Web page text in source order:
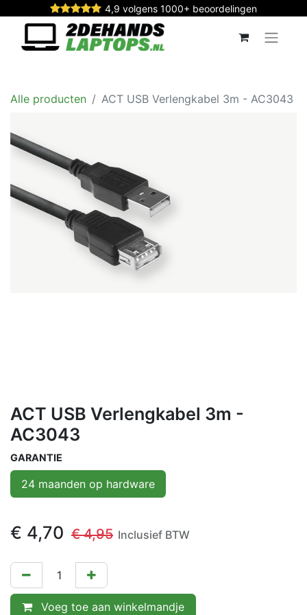
4,9 volgens 1000+ beoordelingen
Alle producten ACT USB Verlengkabel 3m - AC3043
ACT USB Verlengkabel 3m -
AC3043
GARANTIE
24 maanden op hardware
€ 4,70 €4,95 Inclusief BTW
Voeg toe aan winkelmandje